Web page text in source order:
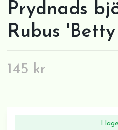
Prydnads
Rubus
145 kr
I